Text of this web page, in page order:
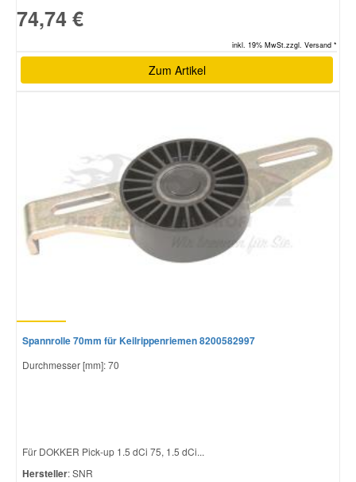
74,74 €
inkl. 19% MwSt.zzgl. Versand *
Zum Artikel
Spannrolle 70mm für Keilrippenriemen 8200582997
Durchmesser [mm]: 70
Für DOKKER Pick-up 1.5 dCi 75, 1.5 dCi...
Hersteller: SNR